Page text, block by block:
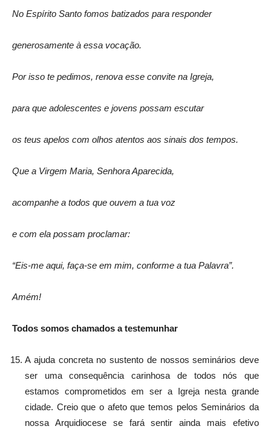
No Espírito Santo fomos batizados para responder
generosamente à essa vocação.
Por isso te pedimos, renova esse convite na Igreja,
para que adolescentes e jovens possam escutar
os teus apelos com olhos atentos aos sinais dos tempos.
Que a Virgem Maria, Senhora Aparecida,
acompanhe a todos que ouvem a tua voz
e com ela possam proclamar:
“Eis-me aqui, faça-se em mim, conforme a tua Palavra”.
Amém!
Todos somos chamados a testemunhar
A ajuda concreta no sustento de nossos seminários deve
ser uma consequência carinhosa de todos nós que
estamos comprometidos em ser a Igreja nesta grande
cidade. Creio que o afeto que temos pelos Seminários da
nossa Arquidiocese se fará sentir ainda mais efetivo